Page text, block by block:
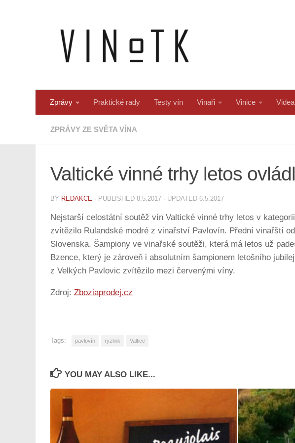
Zprávy Praktické rady Testy vín Vinaři Vinice Videa
ZPRÁVY ZE SVĚTA VÍNA
Valtické vinné trhy letos
BY REDAKCE · PUBLISHED 8.5.2017 · UPDATED 6.5.2017
Nejstarší celostátní soutěž vín Valtické vinné trhy letos v
zvítězilo Rulandské modré z vinařství Pavlovín. Přední vinařští
Slovenska. Šampiony ve vinařské soutěži, která má letos už
Bzence, který je zároveň i absolutním šampionem letošního
z Velkých Pavlovic zvítězilo mezi červenými víny.
Zdroj: Zboziaprodej.cz
Tags: pavlovín ryzlink Valtice
YOU MAY ALSO LIKE...